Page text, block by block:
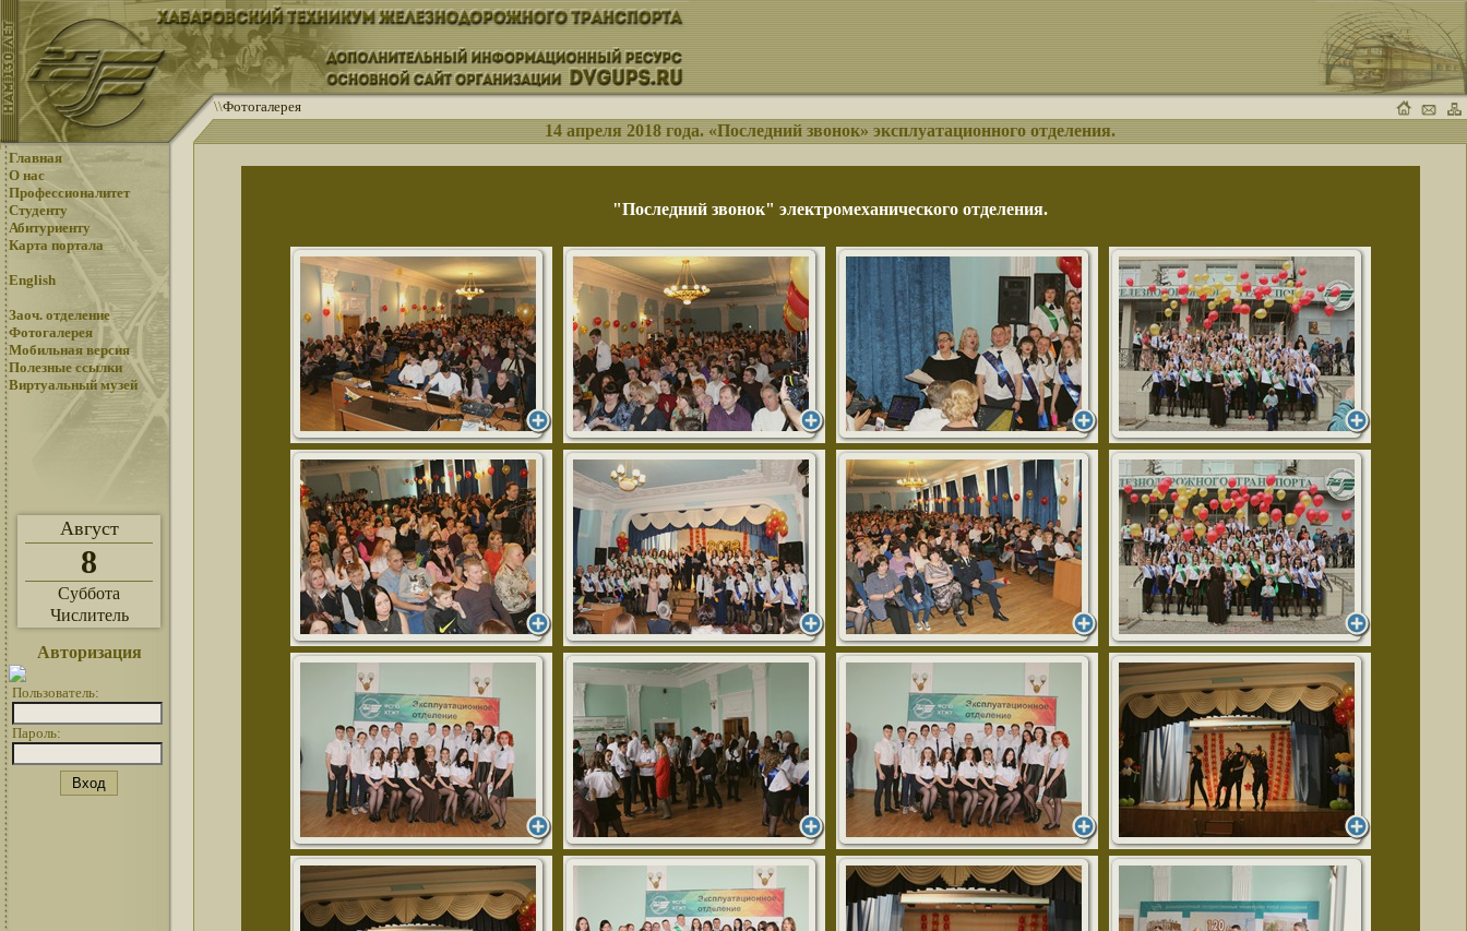
\\Фотогалерея
14 апреля 2018 года. «Последний звонок» эксплуатационного отделения.
Главная
О нас
Профессионалитет
Студенту
Абитуриенту
Карта портала
English
Заоч. отделение
Фотогалерея
Мобильная версия
Полезные ссылки
Виртуальный музей
Август
8
Суббота
Числитель
Авторизация
Пользователь:
Пароль:
"Последний звонок" электромеханического отделения.